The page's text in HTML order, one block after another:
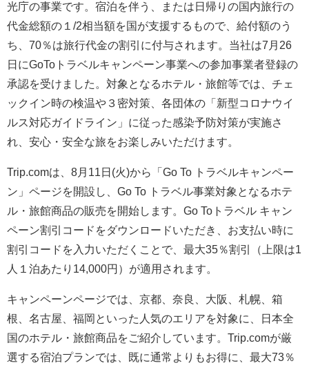
光庁の事業です。宿泊を伴う、または日帰りの国内旅行の
代金総額の１/2相当額を国が支援するもので、給付額のう
ち、70％は旅行代金の割引に付与されます。当社は7月26
日にGoToトラベルキャンペーン事業への参加事業者登録の
承認を受けました。対象となるホテル・旅館等では、チェ
ックイン時の検温や３密対策、各団体の「新型コロナウイ
ルス対応ガイドライン」に従った感染予防対策が実施さ
れ、安心・安全な旅をお楽しみいただけます。
Trip.comは、8月11日(火)から「Go To トラベルキャンペー
ン」ページを開設し、Go To トラベル事業対象となるホテ
ル・旅館商品の販売を開始します。Go Toトラベル キャン
ペーン割引コードをダウンロードいただき、お支払い時に
割引コードを入力いただくことで、最大35％割引（上限は1
人１泊あたり14,000円）が適用されます。
キャンペーンページでは、京都、奈良、大阪、札幌、箱
根、名古屋、福岡といった人気のエリアを対象に、日本全
国のホテル・旅館商品をご紹介しています。Trip.comが厳
選する宿泊プランでは、既に通常よりもお得に、最大73％